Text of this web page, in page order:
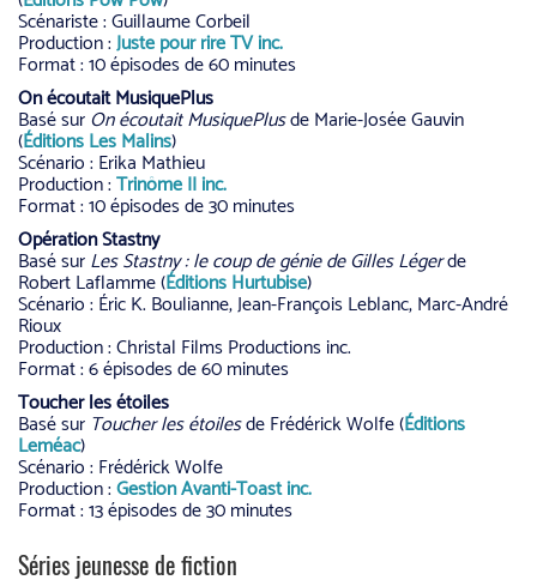
Scénariste : Guillaume Corbeil
Production :Juste pour rire TV inc.
Format : 10 épisodes de 60 minutes
On écoutait MusiquePlus
Basé surOn écoutait MusiquePlusde Marie-Josée Gauvin
(Éditions Les Malins)
Scénario : Erika Mathieu
Production :Trinôme II inc.
Format : 10 épisodes de 30 minutes
Opération Stastny
Basé surLes Stastny : le coup de génie de Gilles Légerde
Robert Laflamme (Éditions Hurtubise)
Scénario : Éric K. Boulianne, Jean-François Leblanc, Marc-André
Rioux
Production : Christal Films Productions inc.
Format : 6 épisodes de 60 minutes
Toucher les étoiles
Basé sur Toucher les étoilesde Frédérick Wolfe (Éditions
Leméac)
Scénario : Frédérick Wolfe
Production :Gestion Avanti-Toast inc.
Format : 13 épisodes de 30 minutes
Séries jeunesse de fiction